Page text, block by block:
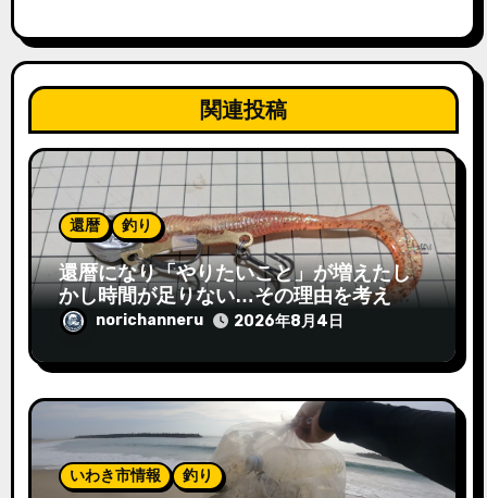
関連投稿
還暦 釣り
還暦になり「やりたいこと」が増えたし
かし時間が足りない…その理由を考えて
みたnorichanneru 2026年8月4日
いわき市情報 釣り